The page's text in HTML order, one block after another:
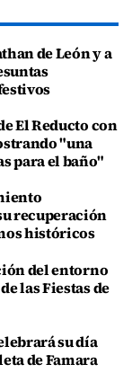
de León y a
El Reducto con
"una
para el baño"
recuperación
históricos
del entorno
las Fiestas de
su día
de Famara